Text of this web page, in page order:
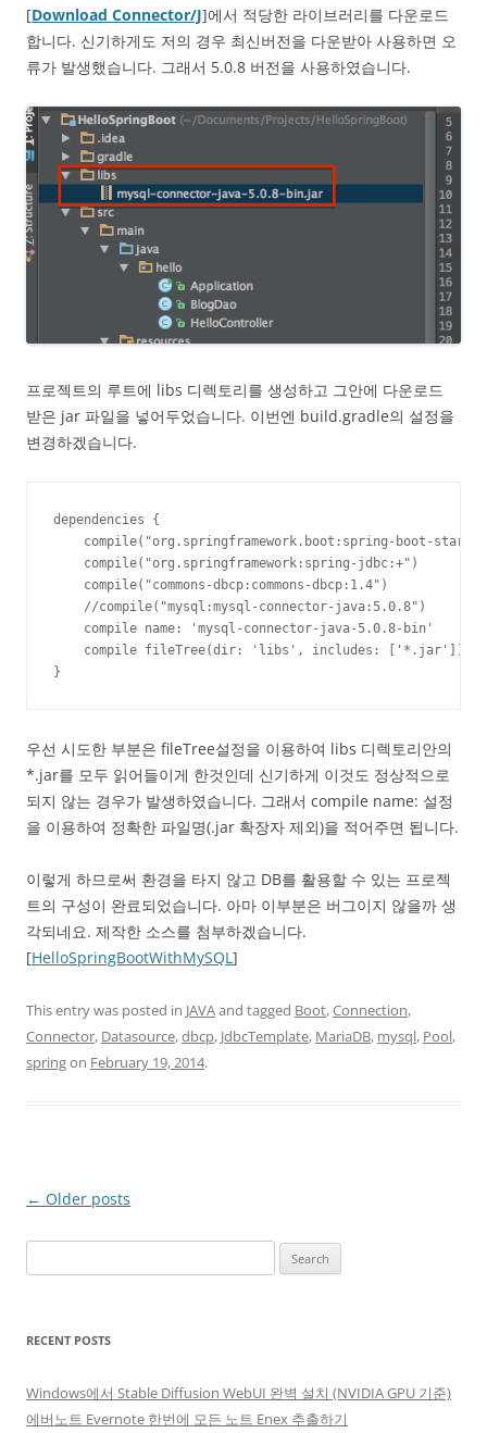
[Download Connector/J]에서 적당한 라이브러리를 다운로드
합니다. 신기하게도 저의 경우 최신버전을 다운받아 사용하면 오
류가 발생했습니다. 그래서 5.0.8 버전을 사용하였습니다.
프로젝트의 루트에 libs 디렉토리를 생성하고 그안에 다운로드
받은 jar 파일을 넣어두었습니다. 이번엔 build.gradle의 설정을
변경하겠습니다.
dependencies {
compile("org.springframework.boot:spring-boot-
    compile("org.springframework:spring-jdbc:+")
    compile("commons-dbcp:commons-dbcp:1.4")
    //compile("mysql:mysql-connector-java:5.0.8")
    compile name: 'mysql-connector-java-5.0.8-bin'
    compile fileTree(dir: 'libs', includes: ['*.jar'])
}
우선 시도한 부분은 fileTree설정을 이용하여 libs 디렉토리안의
*.jar를 모두 읽어들이게 한것인데 신기하게 이것도 정상적으로
되지 않는 경우가 발생하였습니다. 그래서 compile name: 설정
을 이용하여 정확한 파일명(.jar 확장자 제외)을 적어주면 됩니다.
이렇게 하므로써 환경을 타지 않고 DB를 활용할 수 있는 프로젝
트의 구성이 완료되었습니다. 아마 이부분은 버그이지 않을까 생
각되네요. 제작한 소스를 첨부하겠습니다.
[HelloSpringBootWithMySQL]
This entry was posted in JAVAand tagged Boot,Connection,
Connector, Datasource,dbcp, JdbcTemplate, MariaDB, mysql, Pool,
springon February 19, 2014.
Post
← Older posts
for:
RECENT POSTS
Windows에서 Stable Diffusion WebUI 완벽 설치 (NVIDIA GPU 기준)
에버노트 Evernote 한번에 모든 노트 Enex 추출하기